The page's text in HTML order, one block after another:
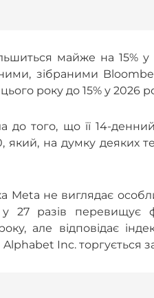
майже на 15%
зібраними
року до 15% у 2026
того, що її 14-
на думку деяких
Meta не виглядає
у 27 разів
але відповідає
Inc. торгується